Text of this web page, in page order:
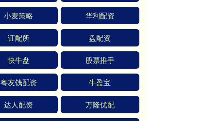
小麦策略 华利配资
证配所 盘配资
快牛盘 股票推手
粤友钱配资 牛盈宝
达人配资 万隆优配